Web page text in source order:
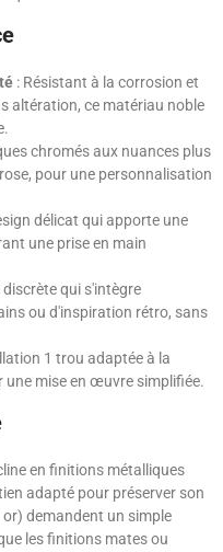
: Résistant à la corrosion et
altération, ce matériau noble
chromés aux nuances plus
pour une personnalisation
délicat qui apporte une
une prise en main
discrète qui s'intègre
ou d'inspiration rétro, sans
1 trou adaptée à la
une mise en œuvre simplifiée.
en finitions métalliques
adapté pour préserver son
demandent un simple
les finitions mates ou